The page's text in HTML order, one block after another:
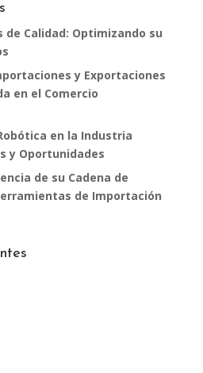
Calidad: Optimizando su
y Exportaciones
en el Comercio
en la Industria
y Oportunidades
de su Cadena de
de Importación